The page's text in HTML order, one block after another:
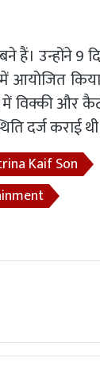
हैं। उन्होंने 9
आयोजित
में विक्की और
दर्ज कराई
Kaif Son